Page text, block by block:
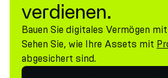
verdienen.
Bauen Sie digitales Vermögen mit
Sehen Sie, wie Ihre Assets mit
abgesichert sind.